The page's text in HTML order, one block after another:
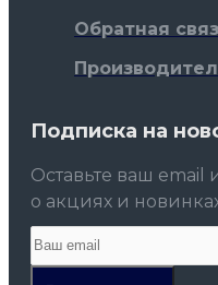
Обратная
Подписка на
Оставьте ваш
о акциях и